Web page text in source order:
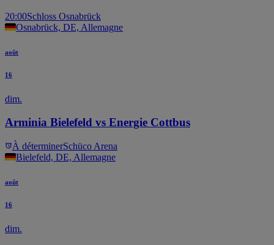
20:00Schloss Osnabrück
Osnabrück, DE, Allemagne
août
16
dim.
Arminia Bielefeld vs Energie Cottbus
À déterminerSchüco Arena
Bielefeld, DE, Allemagne
août
16
dim.